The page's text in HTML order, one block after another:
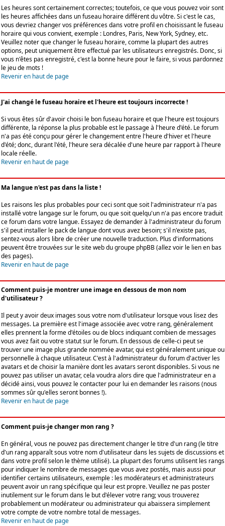
Les heures sont certainement correctes; toutefois, ce que vous pouvez voir sont
les heures affichées dans un fuseau horaire différent du vôtre. Si c'est le cas,
vous devriez changer vos préférences dans votre profil en choisissant le fuseau
horaire qui vous convient, exemple : Londres, Paris, New York, Sydney, etc.
Veuillez noter que changer le fuseau horaire, comme la plupart des autres
options, peut uniquement être effectué par les utilisateurs enregistrés. Donc, si
vous n'êtes pas enregistré, c'est la bonne heure pour le faire, si vous pardonnez
le jeu de mots !
Revenir en haut de page
J'ai changé le fuseau horaire et l'heure est toujours incorrecte !
Si vous êtes sûr d'avoir choisi le bon fuseau horaire et que l'heure est toujours
différente, la réponse la plus probable est le passage à l'heure d'été. Le forum
n'a pas été conçu pour gérer le changement entre l'heure d'hiver et l'heure
d'été; donc, durant l'été, l'heure sera décalée d'une heure par rapport à l'heure
locale réelle.
Revenir en haut de page
Ma langue n'est pas dans la liste !
Les raisons les plus probables pour ceci sont que soit l'administrateur n'a pas
installé votre langage sur le forum, ou que soit quelqu'un n'a pas encore traduit
ce forum dans votre langue. Essayez de demander à l'administrateur du forum
s'il peut installer le pack de langue dont vous avez besoin; s'il n'existe pas,
sentez-vous alors libre de créer une nouvelle traduction. Plus d'informations
peuvent être trouvées sur le site web du groupe phpBB (allez voir le lien en bas
des pages).
Revenir en haut de page
Comment puis-je montrer une image en dessous de mon nom
d'utilisateur ?
Il peut y avoir deux images sous votre nom d'utilisateur lorsque vous lisez des
messages. La première est l'image associée avec votre rang, généralement
elles prennent la forme d'étoiles ou de blocs indiquant combien de messages
vous avez fait ou votre statut sur le forum. En dessous de celle-ci peut se
trouver une image plus grande nommée avatar, qui est généralement unique ou
personnelle à chaque utilisateur. C'est à l'administrateur du forum d'activer les
avatars et de choisir la manière dont les avatars seront disponibles. Si vous ne
pouvez pas utiliser un avatar, cela voudra alors dire que l'administrateur en a
décidé ainsi, vous pouvez le contacter pour lui en demander les raisons (nous
sommes sûr qu'elles seront bonnes !).
Revenir en haut de page
Comment puis-je changer mon rang ?
En général, vous ne pouvez pas directement changer le titre d'un rang (le titre
d'un rang apparaît sous votre nom d'utilisateur dans les sujets de discussions et
dans votre profil selon le thème utilisé). La plupart des forums utilisent les rangs
pour indiquer le nombre de messages que vous avez postés, mais aussi pour
identifier certains utilisateurs, exemple : les modérateurs et administrateurs
peuvent avoir un rang spécifique qui leur est propre. Veuillez ne pas poster
inutilement sur le forum dans le but d'élever votre rang; vous trouverez
probablement un modérateur ou administrateur qui abaissera simplement
votre compte de votre nombre total de messages.
Revenir en haut de page